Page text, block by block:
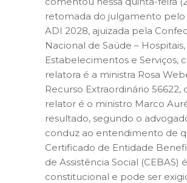
retomada do julgamento pelo
ADI 2028, ajuizada pela
Nacional de Saúde – Hospitais,
Estabelecimentos e Serviços,
relatora é a ministra Rosa
Recurso Extraordinário 56622,
relator é o ministro Marco
resultado, segundo o
conduz ao entendimento de
Certificado de Entidade
de Assistência Social (CEBAS) é
constitucional e pode ser